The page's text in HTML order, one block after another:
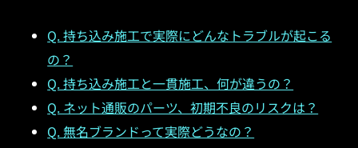
Q. 持ち込み施工で実際にどんなトラブルが起こる
の？
Q. 持ち込み施工と一貫施工、何が違うの？
Q. ネット通販のパーツ、初期不良のリスクは？
Q. 無名ブランドって実際どうなの？